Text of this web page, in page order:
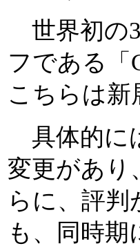
世界初の
フである「
こちらは
具体的に
変更があり
らに、評
も、同時